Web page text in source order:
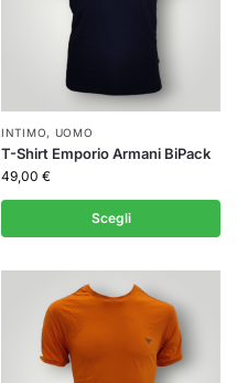
INTIMO, UOMO
T-Shirt Emporio Armani BiPack
49,00 €
Scegli